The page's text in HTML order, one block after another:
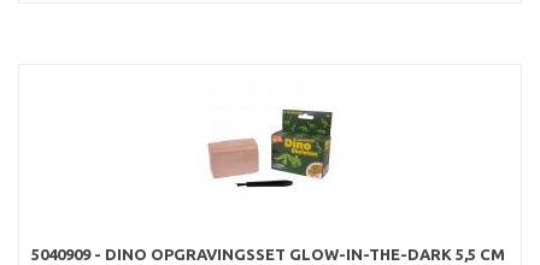
5040909 - DINO OPGRAVINGSSET GLOW-IN-THE-DARK 5,5 CM